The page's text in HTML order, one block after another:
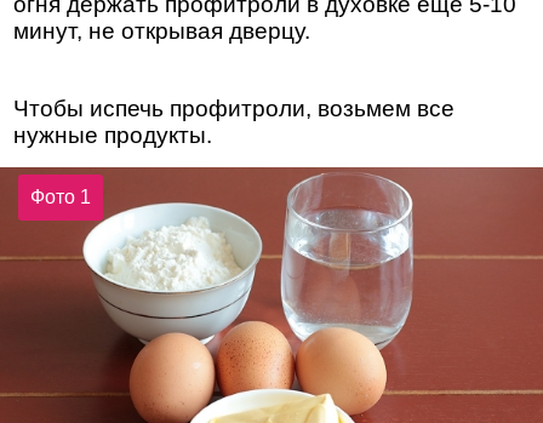
минут, не открывая дверцу.
Чтобы испечь профитроли, возьмем все
нужные продукты.
Фото 1